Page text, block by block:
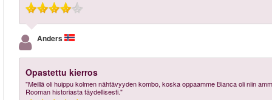
Anders
Opastettu kierros
"Meillä oli huippu kolmen nähtävyyden kombo, koska oppaamme Bianca oli niin
Rooman historiasta täydellisesti."